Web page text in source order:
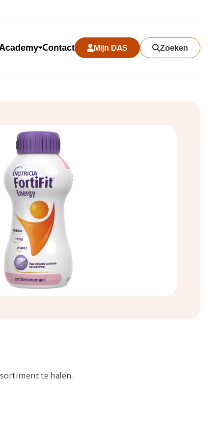
Contact Mijn DAS Zoeken
Zoeken
te halen.